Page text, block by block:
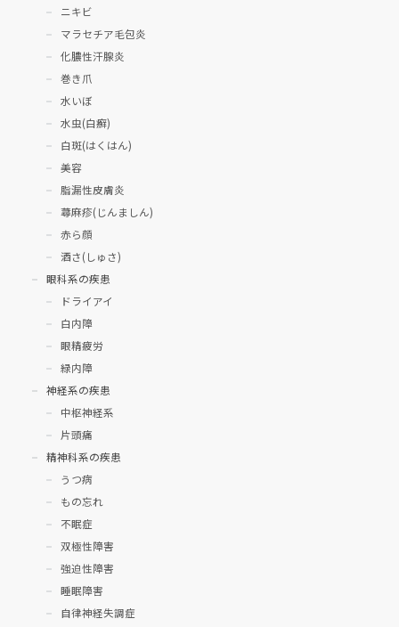
ニキビ
マラセチア毛包炎
化膿性汗腺炎
巻き爪
水いぼ
水虫(白癬)
白斑(はくはん)
美容
脂漏性皮膚炎
蕁麻疹(じんましん)
赤ら顔
酒さ(しゅさ)
眼科系の疾患
ドライアイ
白内障
眼精疲労
緑内障
神経系の疾患
中枢神経系
片頭痛
精神科系の疾患
うつ病
もの忘れ
不眠症
双極性障害
強迫性障害
睡眠障害
自律神経失調症